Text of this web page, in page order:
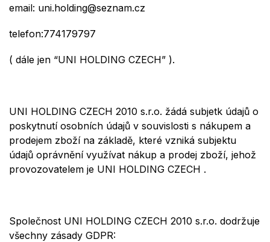
email: uni.holding@seznam.cz
telefon:774179797
( dále jen “UNI HOLDING CZECH” ).
UNI HOLDING CZECH 2010 s.r.o. žádá subjetk údajů o
poskytnutí osobních údajů v souvislosti s nákupem a
prodejem zbožína základě, které vzniká subjektu
údajů oprávnění využívat nákup a prodej zboží, jehož
provozovatelem je UNI HOLDING CZECH .
Společnost UNI HOLDING CZECH 2010 s.r.o. dodržuje
všechny zásady GDPR: